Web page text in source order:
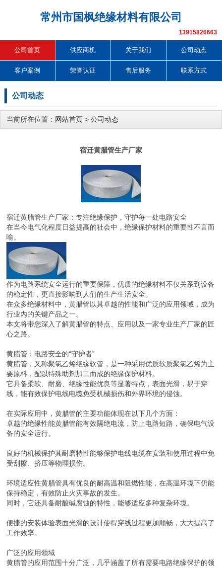
常州市国枫绝缘材料有限公司
13915826663
公司首页 供应商机 关于我们 公司动态
客户案例 荣誉认证 售后服务 联系方式
公司动态
当前所在位置： 网站首页 > 公司动态
宿迁黄腊管生产厂家
宿迁黄腊管生产厂家：专注绝缘保护，守护每一处电路安全
在当今电气化程度日益提高的社会中，绝缘保护材料的重要性不言而
喻。
作为电路系统安全运行的重要保障，优质的绝缘材料不仅关系到设备
的稳定性，更直接影响到人们的生产生活安全。
在众多绝缘材料中，黄腊管以其卓越的性能和广泛的应用领域，成为
行业内的关键产品之一。
本文将带您深入了解黄腊管的特点、应用以及一家专业生产厂家的匠
心之路。
黄腊管：电路安全的“守护者”
黄腊管，又称聚氯乙烯绝缘软管，是一种采用优质软质聚氯乙烯为主
要原料，配以特殊助剂加工而成的绝缘保护材料。
它具备柔软、耐磨、绝缘性能优良等显著特点，表面光滑，易于穿
线，能有效保护电线电缆免受机械损伤和外界环境的侵蚀。
在实际应用中，黄腊管的主要功能体现在以下几个方面：
卓越的绝缘性能黄腊管能有效隔绝电流，防止电路短路，确保电气设
备的安全运行。
良好的机械保护其耐磨特性能够保护电线电缆在安装和使用过程中免
受刮擦、挤压等物理损伤。
环境适应性黄腊管具有优良的耐高温和阻燃性能，在高温环境下仍能
保持稳定，有效防止火灾事故的发生。
同时，它还具备耐酸碱腐蚀的特性，能够适应多种复杂环境。
便捷的安装体验表面光滑的设计使得穿线过程更加顺畅，大大提高了
工作效率。
广泛的应用领域
黄腊管的应用范围十分广泛，几乎涵盖了所有需要电路绝缘保护的领